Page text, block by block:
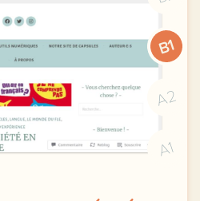
B1
A2
A1